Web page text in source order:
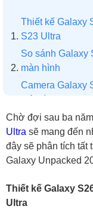
Thiết kế Galaxy
S23 Ultra
So sánh Galaxy
màn hình
Camera Galaxy
Đánh giá hiệu
Ultra
Dùng Galaxy
Ultra?
Chờ đợi sau ba
Ultra sẽ mang đến
đây sẽ phân tích tất
Galaxy Unpacked
Thiết kế Galaxy
Ultra